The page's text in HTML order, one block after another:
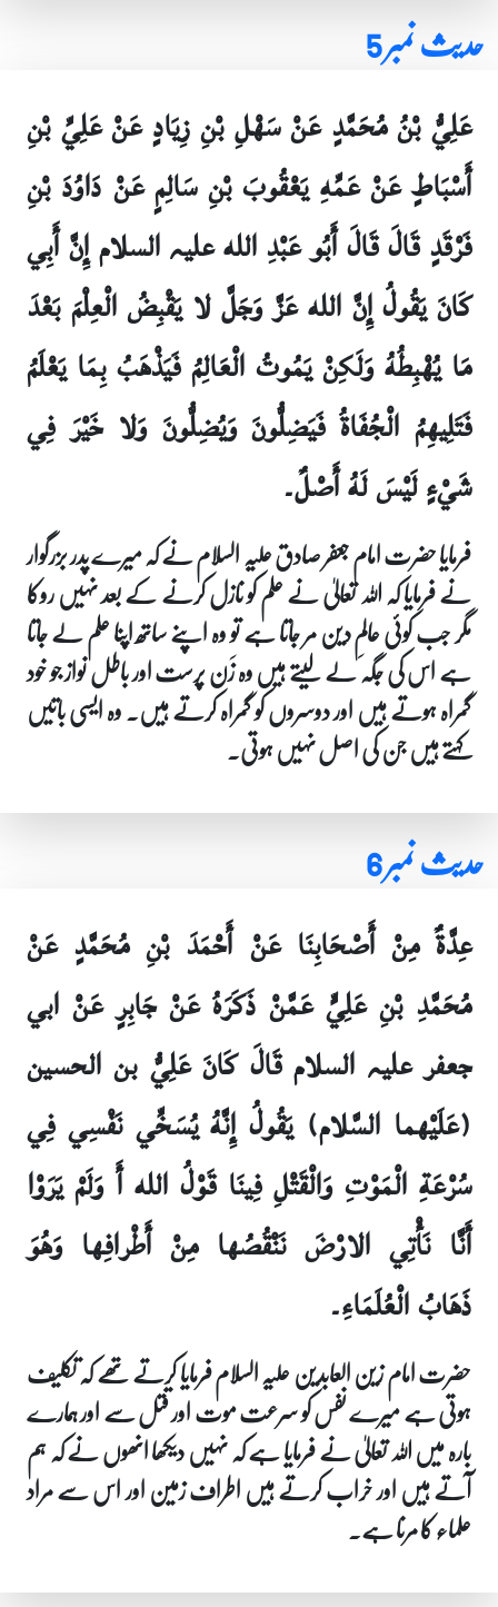
حدیث نمبر 5
عَلِيُّ بْنُ مُحَمَّدٍ عَنْ سَهْلِ بْنِ زِيَادٍ عَنْ عَلِيِّ بْنِ
أَسْبَاطٍ عَنْ عَمِّهِ يَعْقُوبَ بْنِ سَالِمٍ عَنْ دَاوُدَ بْنِ
فَرْقَدٍ قَالَ قَالَ أَبُو عَبْدِ الله علیہ السلام إِنَّ أَبِي
كَانَ يَقُولُ إِنَّ الله عَزَّ وَجَلَّ لا يَقْبِضُ الْعِلْمَ بَعْدَ
مَا يُهْبِطُهُ وَلَكِنْ يَمُوتُ الْعَالِمُ فَيَذْهَبُ بِمَا يَعْلَمُ
فَتَلِيهِمُ الْجُفَاةُ فَيَضِلُّونَ وَيُضِلُّونَ وَلا خَيْرَ فِي
شَيْءٍ لَيْسَ لَهُ أَصْلٌ۔
فرمایا حضرت امام جعفر صادق علیہ السلام نے کہ میرے پدر بزرگوار
نے فرمایا کہ اللہ تعالیٰ نے علم کو نازل کرنے کے بعد نہیں روکا
مگر جب کوئی عالمِ دین مر جاتا ہے تو وہ اپنے ساتھ اپنا علم لے جاتا
ہے اس کی جگہ لے لیتے ہیں وہ زَن پرست اور باطل نواز جو خود
گمراہ ہوتے ہیں اور دوسروں کو گمراہ کرتے ہیں۔ وہ ایسی باتیں
کہتے ہیں جن کی اصل نہیں ہوتی۔
حدیث نمبر 6
عِدَّةٌ مِنْ أَصْحَابِنَا عَنْ أَحْمَدَ بْنِ مُحَمَّدٍ عَنْ
مُحَمَّدِ بْنِ عَلِيٍّ عَمَّنْ ذَكَرَهُ عَنْ جَابِرٍ عَنْ ابي
جعفر علیہ السلام قَالَ كَانَ عَلِيُّ بن الحسين
(عَلَيْهما السَّلام) يَقُولُ إِنَّهُ يُسَخِّي نَفْسِي فِي
سُرْعَةِ الْمَوْتِ وَالْقَتْلِ فِينَا قَوْلُ الله أَ وَلَمْ يَرَوْا
أَنَّا نَأْتِي الارْضَ نَنْقُصُها مِنْ أَطْرافِها وَهُوَ
ذَهَابُ الْعُلَمَاءِ۔
حضرت امام زین العابدین علیہ السلام فرمایا کرتے تھے کہ تکلیف
ہوتی ہے میرے نفس کو سرعت موت اور قتل سے اور ہمارے
بارہ میں اللہ تعالیٰ نے فرمایا ہے کہ نہیں دیکھا انھوں نے کہ ہم
آتے ہیں اور خراب کرتے ہیں اطراف زمین اور اس سے مراد
علماء کا مرنا ہے۔